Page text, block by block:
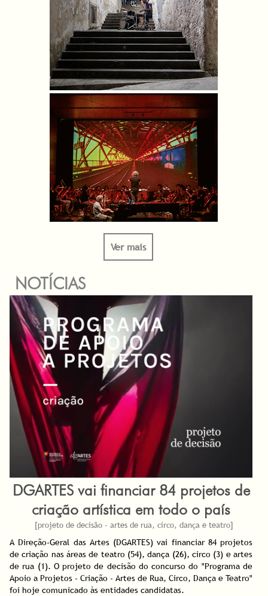
Ver mais
NOTÍCIAS
DGARTES vai financiar 84 projetos de
criação artística em todo o país
[projeto de decisão - artes de rua, circo, dança e teatro]
A Direção-Geral das Artes (DGARTES) vai financiar 84 projetos
de criação nas áreas de teatro (54), dança (26), circo (3) e artes
de rua (1). O projeto de decisão do concurso do "Programa de
Apoio a Projetos - Criação - Artes de Rua, Circo, Dança e Teatro"
foi hoje comunicado às entidades candidatas.